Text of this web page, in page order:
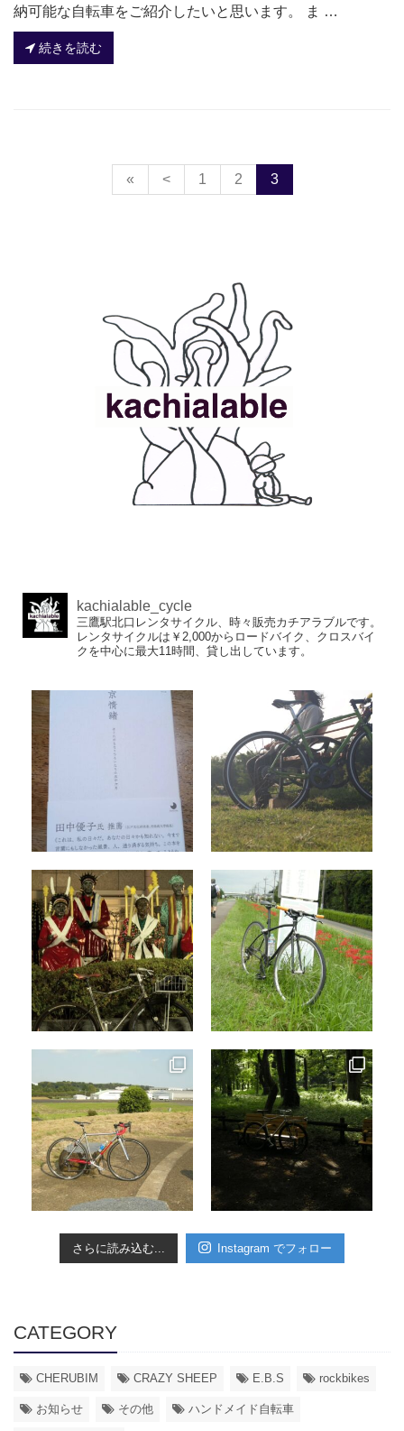
納可能な自転車をご紹介したいと思います。 ま …
続きを読む
« < 1 2 3
kachialable_cycle
三鷹駅北口レンタサイクル、時々販売カチアラブルです。
レンタサイクルは￥2,000からロードバイク、クロスバイ
クを中心に最大11時間、貸し出しています。
さらに読み込む... Instagram でフォロー
CATEGORY
CHERUBIM CRAZY SHEEP E.B.S rockbikes
お知らせ その他 ハンドメイド自転車